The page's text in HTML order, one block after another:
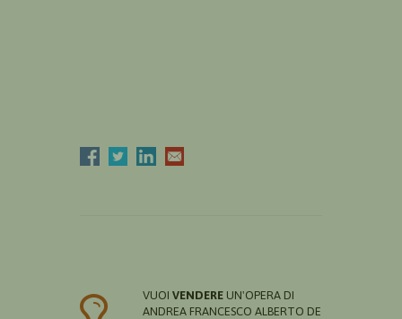
VUOI VENDERE UN'OPERA DI
ANDREA FRANCESCO ALBERTO DE